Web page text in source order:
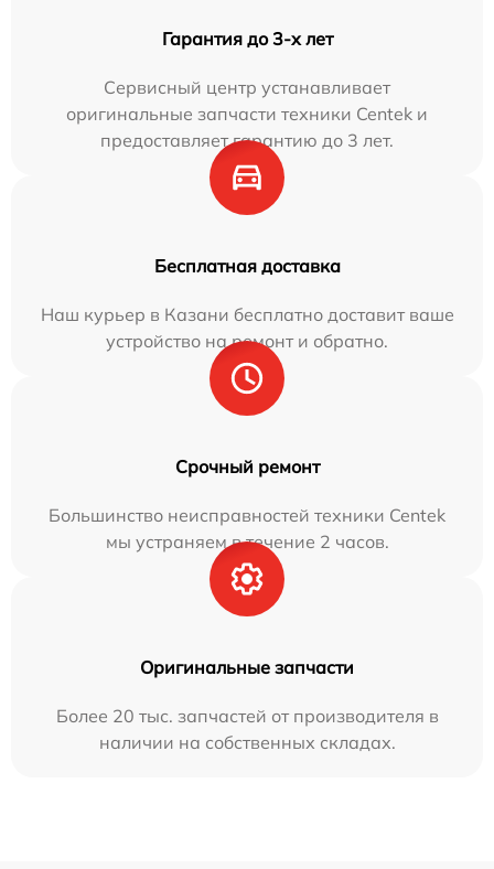
Гарантия до 3-х лет
Сервисный центр устанавливает
оригинальные запчасти техники Centek и
предоставляет гарантию до 3 лет.
Бесплатная доставка
Наш курьер в Казани бесплатно доставит ваше
устройство на ремонт и обратно.
Срочный ремонт
Большинство неисправностей техники Centek
мы устраняем в течение 2 часов.
Оригинальные запчасти
Более 20 тыс. запчастей от производителя в
наличии на собственных складах.